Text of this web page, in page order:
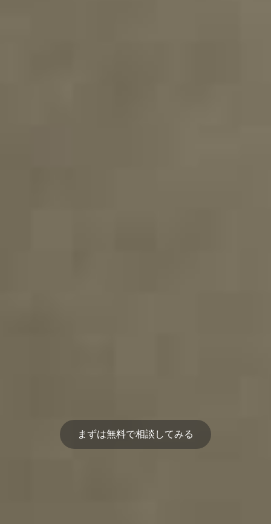
まずは無料で相談してみる